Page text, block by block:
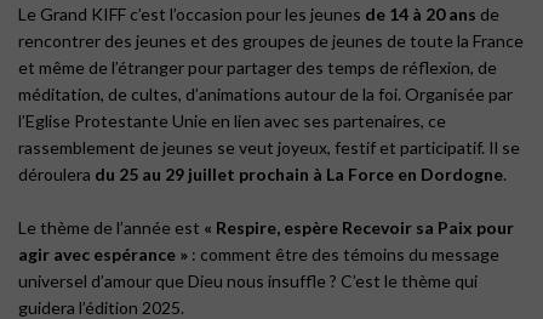
Le Grand KIFF c’est l’occasion pour les jeunes de 14 à 20 ans de
rencontrer des jeunes et des groupes de jeunes de toute la France
et même de l’étranger pour partager des temps de réflexion, de
méditation, de cultes, d’animations autour de la foi. Organisée par
l’Eglise Protestante Unie en lien avec ses partenaires, ce
rassemblement de jeunes se veut joyeux, festif et participatif. Il se
déroulera du 25 au 29 juillet prochain à La Force en Dordogne.
Le thème de l’année est « Respire, espère Recevoir sa Paix pour
agir avec espérance » : comment être des témoins du message
universel d’amour que Dieu nous insuffle ? C’est le thème qui
guidera l’édition 2025.